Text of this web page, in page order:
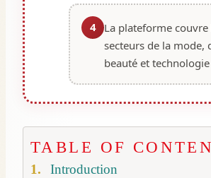
4
La plateforme couvre
secteurs de la mode,
beauté et technologie
TABLE OF
Introduction